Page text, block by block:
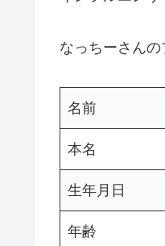
なっちーさんの
名前
本名
生年月日
年齢